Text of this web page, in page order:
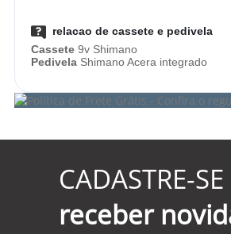
relacao de cassete e pedivela
Cassete 9v Shimano
PedivelaShimano Acera integrado
CADASTRE-SE
receber